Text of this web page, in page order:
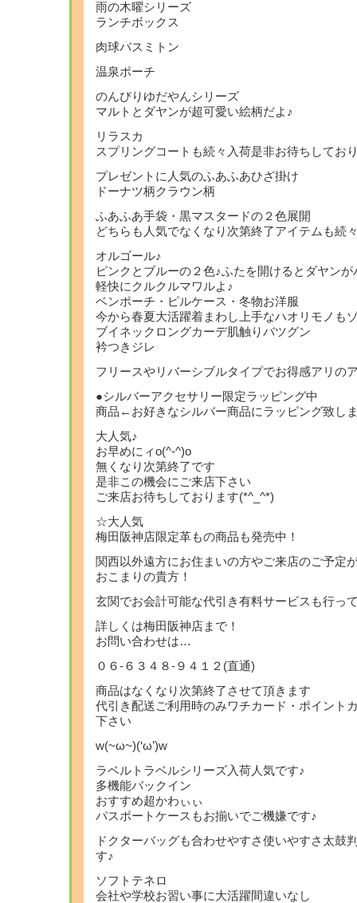
雨の木曜シリーズ
ランチボックス
肉球バスミトン
温泉ポーチ
のんびりゆだやんシリーズ
マルトとダヤンが超可愛い絵柄だよ♪
リラスカ
スプリングコートも続々入荷是非お待ちしてお
プレゼントに人気のふあふあひざ掛け
ドーナツ柄クラウン柄
ふあふあ手袋・黒マスタードの２色展開
どちらも人気でなくなり次第終了アイテムも続
オルゴール♪
ピンクとブルーの２色♪ふたを開けるとダヤン
軽快にクルクルマワルよ♪
ベンポーチ・ピルケース・冬物お洋服
今から春夏大活躍着まわし上手なハオリモノも
ブイネックロングカーデ肌触りバツグン
衿つきジレ
フリースやリバーシブルタイプでお得感アリの
●シルバーアクセサリー限定ラッピング中
商品←お好きなシルバー商品にラッピング致し
大人気♪
お早めにィo(^-^)o
無くなり次第終了です
是非この機会にご来店下さい
ご来店お待ちしております(*^_^*)
☆大人気
梅田阪神店限定革もの商品も発売中！
関西以外遠方にお住まいの方やご来店のご予定
おこまりの貴方！
玄関でお会計可能な代引き有料サービスも行っ
詳しくは梅田阪神店まで！
お問い合わせは…
０６-６３４８-９４１２(直通)
商品はなくなり次第終了させて頂きます
代引き配送ご利用時のみワチカード・ポイント
下さい
w(~ω~)(‘ω’)w
ラベルトラベルシリーズ入荷人気です♪
多機能バックイン
おすすめ超かわぃぃ
パスポートケースもお揃いでご機嫌です♪
ドクターバッグも合わせやすさ使いやすさ太鼓
す♪
ソフトテネロ
会社や学校お習い事に大活躍間違いなし